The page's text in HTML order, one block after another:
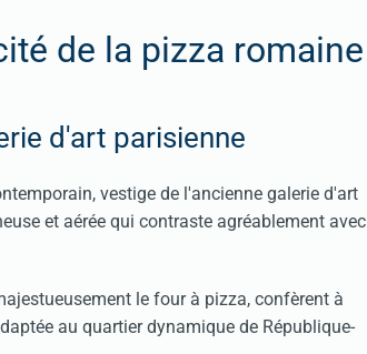
de la pizza romaine
d'art parisienne
vestige de l'ancienne galerie d'art
et aérée qui contraste agréablement avec
le four à pizza, confèrent à
au quartier dynamique de République-